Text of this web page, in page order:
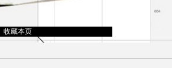
收藏本页